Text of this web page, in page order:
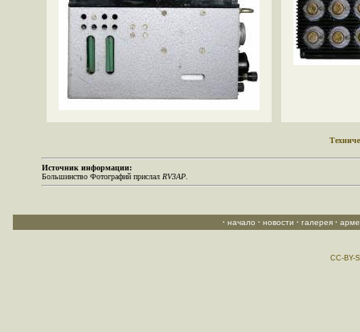
Источник информации:
Большинство Фотографий прислал RV3AP
· начало · новости · галерея ·
CC-BY-